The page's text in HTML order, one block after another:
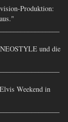
Produktion:
und die
Weekend in